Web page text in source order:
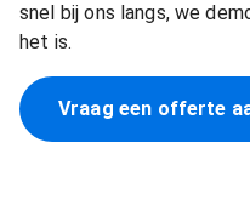
snel bij ons langs, we
het is.
Vraag een offerte